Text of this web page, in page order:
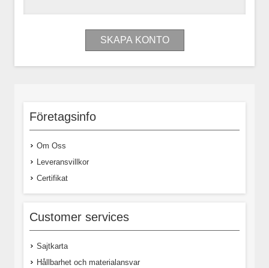
Företagsinfo
Om Oss
Leveransvillkor
Certifikat
Customer services
Sajtkarta
Hållbarhet och materialansvar